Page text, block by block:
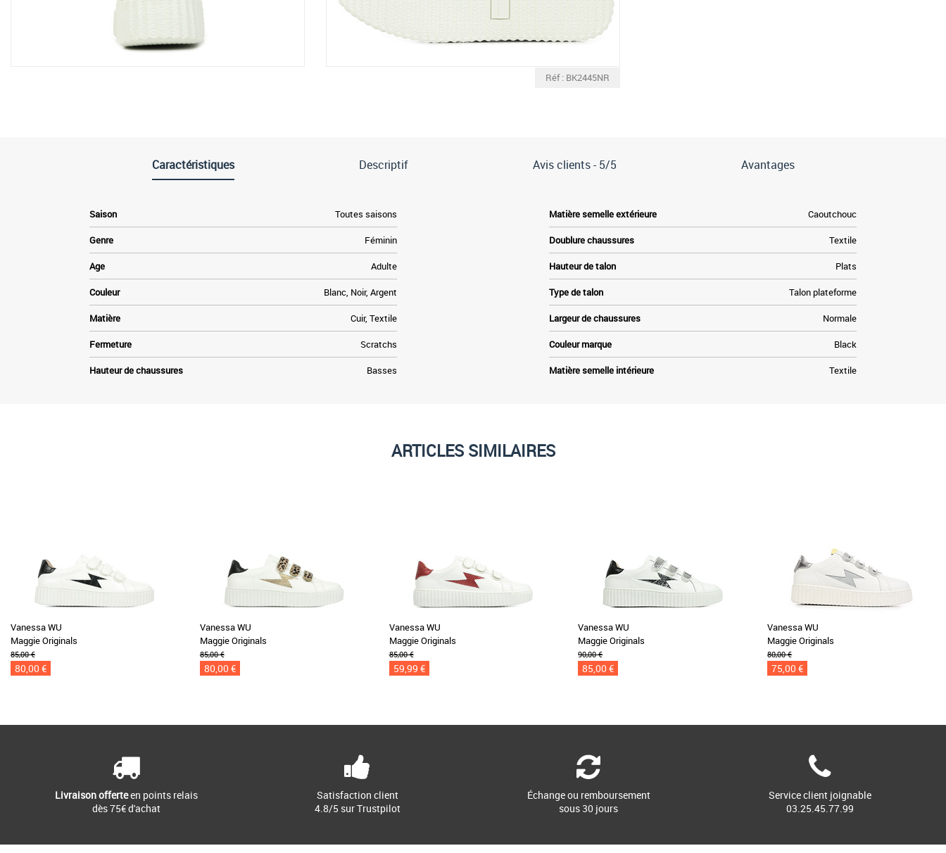
Réf : BK2445NR
Caractéristiques Descriptif Avis clients -5/5 Avantages
Saison Toutes saisons
Genre Féminin
Age Adulte
Couleur Blanc, Noir, Argent
Matière Cuir, Textile
Fermeture Scratchs
Hauteur de chaussures Basses
Matière semelle extérieure Caoutchouc
Doublure chaussures Textile
Hauteur de talon Plats
Type de talon Talon plateforme
Largeur de chaussures Normale
Couleur marque Black
Matière semelle intérieure Textile
ARTICLES SIMILAIRES
Vanessa WU
Maggie Originals
85,00 €
80,00 €
Vanessa WU
Maggie Originals
85,00 €
80,00 €
Vanessa WU
Maggie Originals
85,00 €
59,99 €
Vanessa WU
Maggie Originals
90,00 €
85,00 €
Vanessa WU
Maggie Originals
80,00 €
75,00 €
Livraison offerteen points relais
dès 75€ d'achat
Satisfaction client
4.8/5 sur Trustpilot
Échange ou remboursement
sous 30 jours
Service client joignable
03.25.45.77.99